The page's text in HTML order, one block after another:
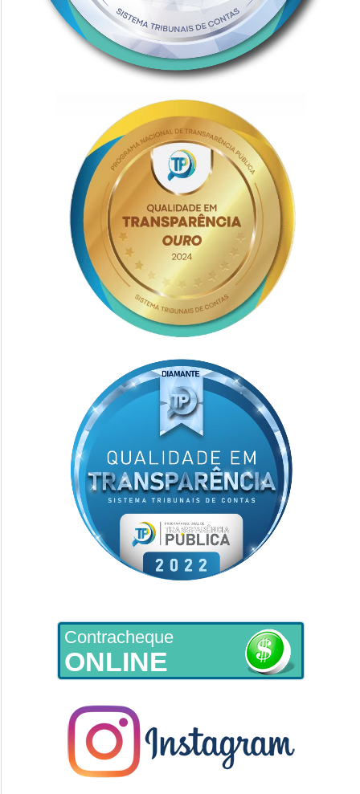
Contracheque
ONLINE